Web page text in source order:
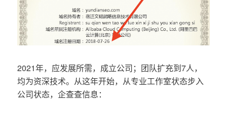
2021年，应发展所需，成立公司；团队扩充到7人，
均为资深技术。从这年开始，从专业工作室状态步入
公司状态，企查查信息：